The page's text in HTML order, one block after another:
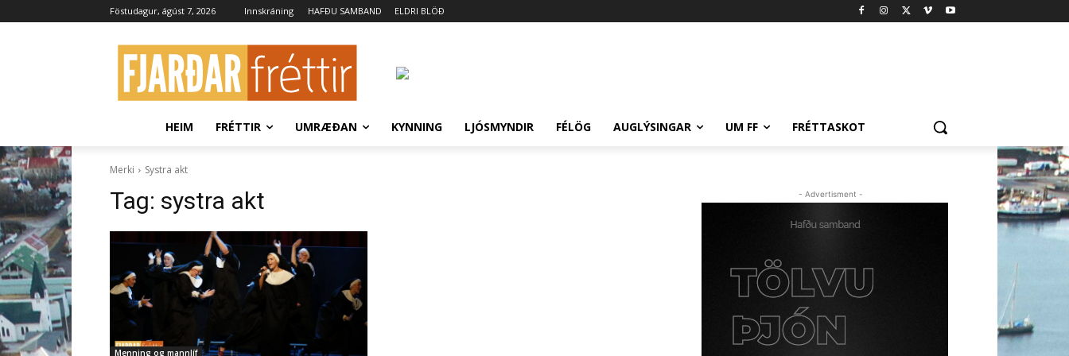
Föstudagur, ágúst 7, 2026 Innskráning HAFÐU SAMBAND ELDRI BLÖÐ
HEIM FRÉTTIR UMRÆÐAN KYNNING LJÓSMYNDIR FÉLÖG AUGLÝSINGAR UM FF FRÉTTASKOT
Merki Systra akt
Tag: systra akt
Menning og mannlíf
- Advertisment -